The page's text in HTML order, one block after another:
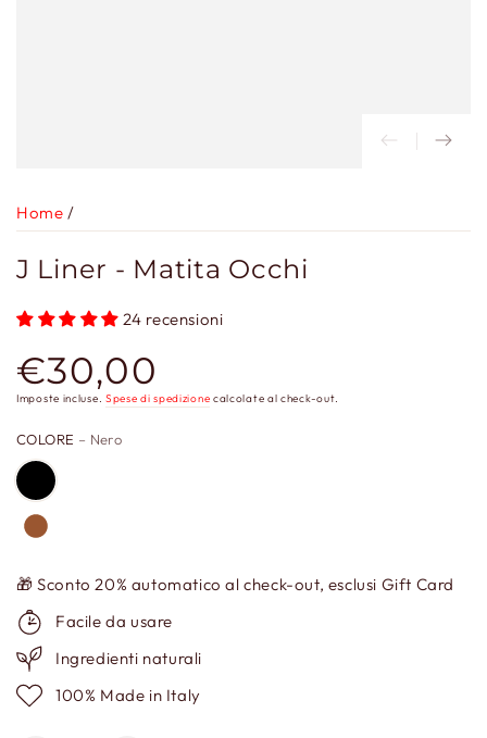
Home /
J Liner - Matita Occhi
24 recensioni
Prezzo
regolare
€30,00
Imposte incluse. Spese di spedizione calcolate al check-out.
COLORE – Nero
🎁 Sconto 20% automatico al check-out, esclusi Gift Card
Facile da usare
Ingredienti naturali
100% Made in Italy